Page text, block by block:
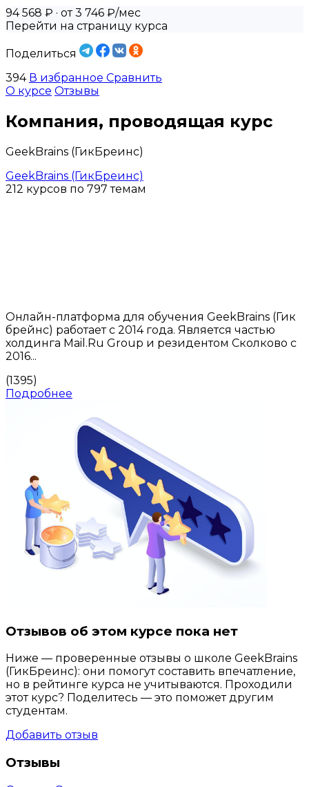
94 568 ₽ · от 3 746 ₽/мес
Перейти на страницу курса
Поделиться
394 В избранное Сравнить
О курсе Отзывы
Компания, проводящая курс
GeekBrains (ГикБреинс)
GeekBrains (ГикБреинс)
212 курсов по 797 темам
Онлайн-платформа для обучения GeekBrains (Гик
брейнс) работает с 2014 года. Является частью
холдинга Mail.Ru Group и резидентом Сколково с
2016...
(1395)
Подробнее
Отзывов об этом курсе пока нет
Ниже — проверенные отзывы о школе GeekBrains
(ГикБреинс): они помогут составить впечатление,
но в рейтинге курса не учитываются. Проходили
этот курс? Поделитесь — это поможет другим
студентам.
Добавить отзыв
Отзывы